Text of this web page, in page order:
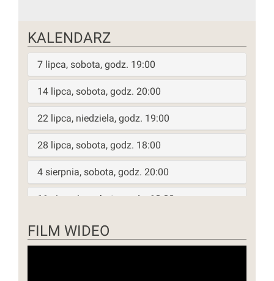
KALENDARZ
7 lipca, sobota, godz. 19:00
14 lipca, sobota, godz. 20:00
22 lipca, niedziela, godz. 19:00
28 lipca, sobota, godz. 18:00
4 sierpnia, sobota, godz. 20:00
11 sierpnia, sobota, godz. 18:00
FILM WIDEO